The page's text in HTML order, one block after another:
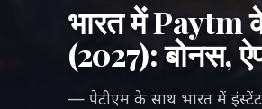
भारत में Paytm
(2027): बोनस,
— पेटीएम के साथ भारत में इंस्टेंट